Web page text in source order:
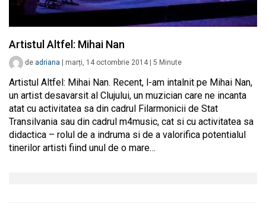
Artistul Altfel: Mihai Nan
de adriana marți, 14 octombrie 2014 5 Minute
Artistul Altfel: Mihai Nan. Recent, l-am intalnit pe Mihai Nan,
un artist desavarsit al Clujului, un muzician care ne incanta
atat cu activitatea sa din cadrul Filarmonicii de Stat
Transilvania sau din cadrul m4music, cat si cu activitatea sa
didactica – rolul de a indruma si de a valorifica potentialul
tinerilor artisti fiind unul de o mare…